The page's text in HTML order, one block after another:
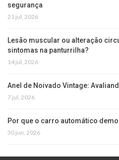
segurança
21 jul, 2026
Lesão muscular ou alteração
sintomas na panturrilha?
14 jul, 2026
Anel de Noivado Vintage:
7 jul, 2026
Por que o carro automático
30 jun, 2026